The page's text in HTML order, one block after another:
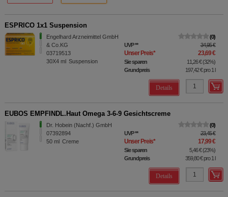
ESPRICO 1x1 Suspension
Engelhard Arzneimittel GmbH
& Co.KG
03719513
30X4 ml Suspension
0
UVP** 34,95 €
Unser Preis* 23,69 €
Sie sparen 11,26 €(32%)
Grundpreis
197,42 €pro 1 l
Details
EUBOS EMPFINDL.Haut Omega 3-6-9 Gesichtscreme
Dr. Hobein (Nachf.) GmbH
07392894
50 ml Creme
0
UVP** 23,45 €
Unser Preis* 17,99 €
Sie sparen 5,46 €(23%)
Grundpreis
359,80 €pro 1 l
Details